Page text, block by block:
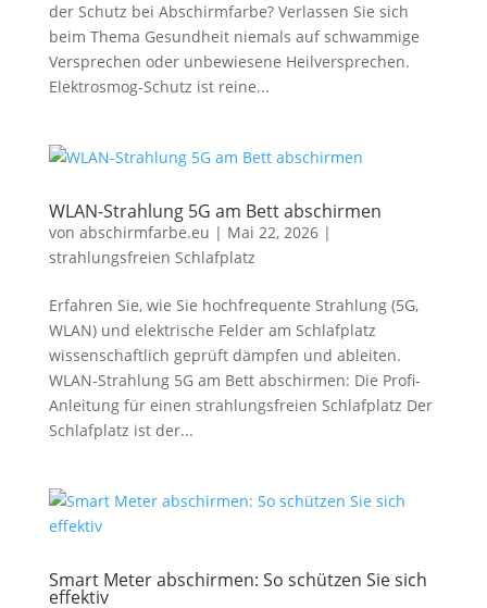
der Schutz bei Abschirmfarbe? Verlassen Sie sich
beim Thema Gesundheit niemals auf schwammige
Versprechen oder unbewiesene Heilversprechen.
Elektrosmog-Schutz ist reine...
WLAN-Strahlung 5G am Bett abschirmen
von abschirmfarbe.eu | Mai 22, 2026|
strahlungsfreien Schlafplatz
Erfahren Sie, wie Sie hochfrequente Strahlung (5G,
WLAN) und elektrische Felder am Schlafplatz
wissenschaftlich geprüft dämpfen und ableiten.
WLAN-Strahlung 5G am Bett abschirmen: Die Profi-
Anleitung für einen strahlungsfreien Schlafplatz Der
Schlafplatz ist der...
Smart Meter abschirmen: So schützen Sie sich
effektiv